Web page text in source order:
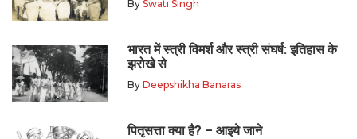
By Swati Singh
भारत में स्त्री विमर्श और स्त्री संघर्ष: इतिहास के
झरोखे से
By Deepshikha Banaras
पितृसत्ता क्या है? – आइये जाने